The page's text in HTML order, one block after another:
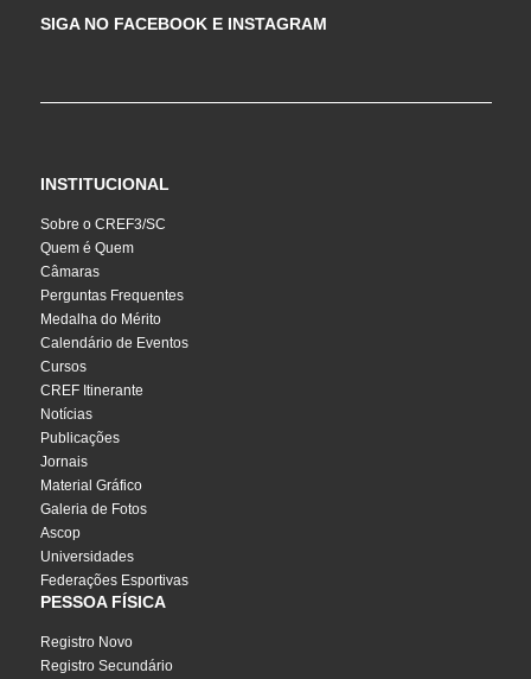
SIGA NO FACEBOOK E INSTAGRAM
INSTITUCIONAL
Sobre o CREF3/SC
Quem é Quem
Câmaras
Perguntas Frequentes
Medalha do Mérito
Calendário de Eventos
Cursos
CREF Itinerante
Notícias
Publicações
Jornais
Material Gráfico
Galeria de Fotos
Ascop
Universidades
Federações Esportivas
PESSOA FÍSICA
Registro Novo
Registro Secundário